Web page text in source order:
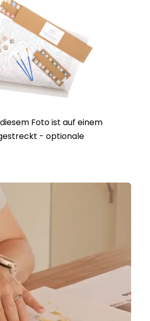
Foto ist auf einem
- optionale